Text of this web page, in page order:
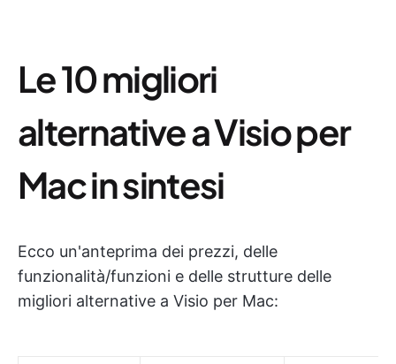
Le 10 migliori
alternative a Visio per
Mac in sintesi
Ecco un'anteprima dei prezzi, delle
funzionalità/funzioni e delle strutture delle
migliori alternative a Visio per Mac: